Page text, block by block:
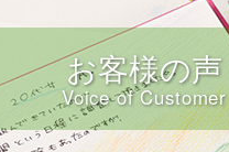
お客様の声
Voice of Customer